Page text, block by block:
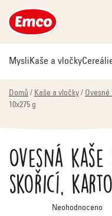
na
obsah
MysliKaše a vločky
Domů / Kaše a vločky / Ovesné
10x275 g
Ovesná
skořicí,
Průměrné
hodnocení
Neohodnoceno